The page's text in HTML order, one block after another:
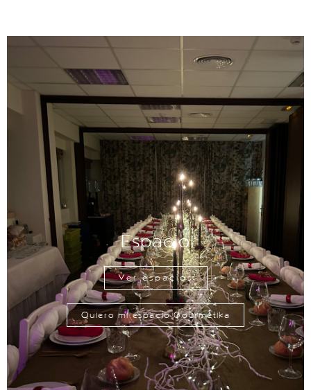
Espacio
Ver espacios
Quiero mi espacio Gourmétika